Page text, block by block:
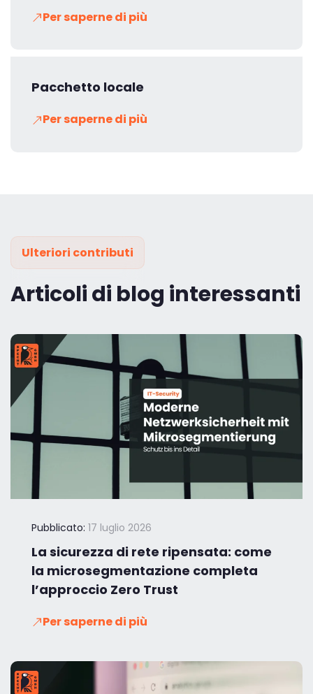
Per saperne di più
Pacchetto locale
Per saperne di più
Ulteriori contributi
Articoli di blog interessanti
Pubblicato: 17 luglio 2026
La sicurezza di rete ripensata: come
la microsegmentazione completa
l’approccio Zero Trust
Per saperne di più